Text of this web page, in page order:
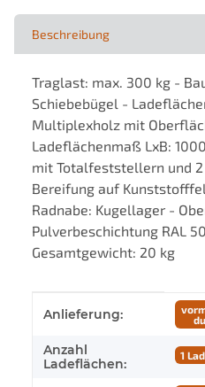
Beschreibung
Traglast: max. 300 kg -
Schiebebügel -
Multiplexholz mit
Ladeflächenmaß LxB:
mit Totalfeststellern und 2
Bereifung auf
Radnabe: Kugellager -
Pulverbeschichtung RAL
Gesamtgewicht: 20 kg
Produkteigenschaft
Wert
Anlieferung:
Anzahl
Ladeflächen:
1